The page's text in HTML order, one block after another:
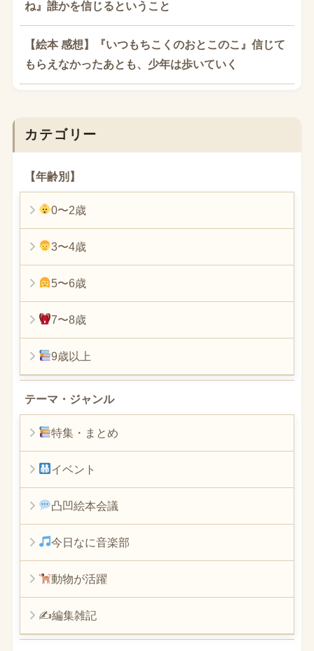
ね』誰かを信じるということ
【絵本 感想】『いつもちこくのおとこのこ』信じて
もらえなかったあとも、少年は歩いていく
カテゴリー
【年齢別】
0〜2歳
3〜4歳
5〜6歳
7〜8歳
9歳以上
テーマ・ジャンル
特集・まとめ
イベント
凸凹絵本会議
今日なに音楽部
動物が活躍
✍編集雑記